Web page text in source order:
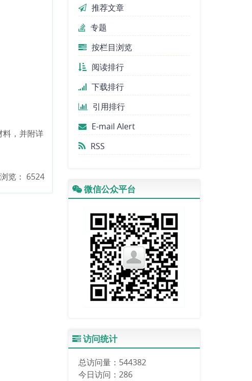
料，并附详
览： 6524
专刊论文CFP｜老龄人口与
晚年福祉：理论、方法与中
国经验 （截止日期：2026年
3月31日）
专刊论文CFP|城市更新与社
会空间重构：新理论与新实
践 （截止日期：2026年2月
1日）
专刊论文CFP|政治地理理论
前沿与跨学科应用(截止日
期：2025年11月30日)
专刊论文CFP | 沉积过程与
专刊论文CFP | 政治生态学
的理论前沿与中国实践（截
止日期：2025年3月31日）
推荐文章
专题
按栏目浏览
阅读排行
下载排行
引用排行
E-mail Alert
RSS
微信公众平台
访问统计
总访问量： 544382
今日访问： 286